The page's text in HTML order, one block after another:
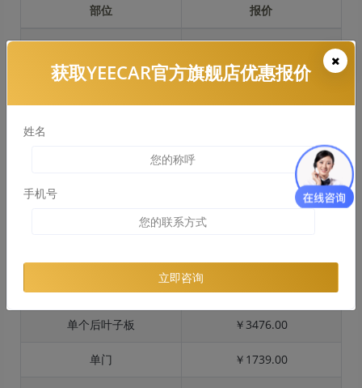
部位 报价
前保险杠 ￥2981.00
引擎盖 ￥6244.00
车顶 ￥1878.00
单个后叶子板 ￥3476.00
单门 ￥1739.00
获取YEECAR官方旗舰店优惠报价
姓名
手机号
立即咨询